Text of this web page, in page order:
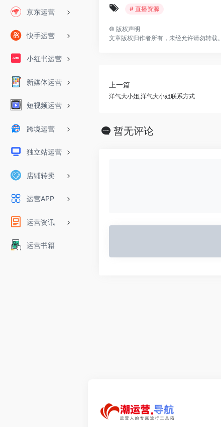
京东运营
快手运营
小红书运营
新媒体运营
短视频运营
跨境运营
独立站运营
店铺转卖
运营APP
运营资讯
运营书籍
# 直播资源
© 版权声明
文章版权归作者所有，未经允许请勿转载。
上一篇
洋气大小姐,洋气大小姐联系方式
暂无评论